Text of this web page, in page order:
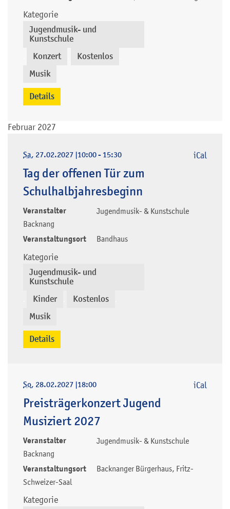
Kategorie
Jugendmusik- und
Kunstschule
Konzert Kostenlos
Musik
Details
Februar 2027
Sa, 27.02.2027 |10:00 - 15:30
Tag der offenen Tür zum
Schulhalbjahresbeginn
Veranstalter
Jugendmusik- & Kunstschule
Backnang
Veranstaltungsort Bandhaus
Kategorie
Jugendmusik- und
Kunstschule
Kinder Kostenlos
Musik
iCal
Details
So, 28.02.2027 |18:00
Preisträgerkonzert Jugend
Musiziert 2027
Veranstalter
Jugendmusik- & Kunstschule
Backnang
Veranstaltungsort
Backnanger Bürgerhaus, Fritz-
Schweizer-Saal
Kategorie
iCal